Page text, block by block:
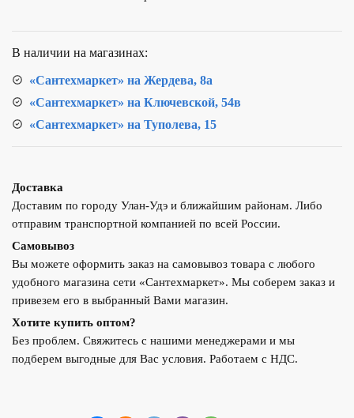
LEDEME
В наличии на магазинах:
«Сантехмаркет» на Жердева, 8а
«Сантехмаркет» на Ключевской, 54в
«Сантехмаркет» на Туполева, 15
Доставка
Доставим по городу Улан-Удэ и ближайшим районам. Либо
отправим транспортной компанией по всей России.
Самовывоз
Вы можете оформить заказ на самовывоз товара с любого
удобного магазина сети «Сантехмаркет». Мы соберем заказ и
привезем его в выбранный Вами магазин.
Хотите купить оптом?
Без проблем. Свяжитесь с нашими менеджерами и мы
подберем выгодные для Вас условия. Работаем с НДС.